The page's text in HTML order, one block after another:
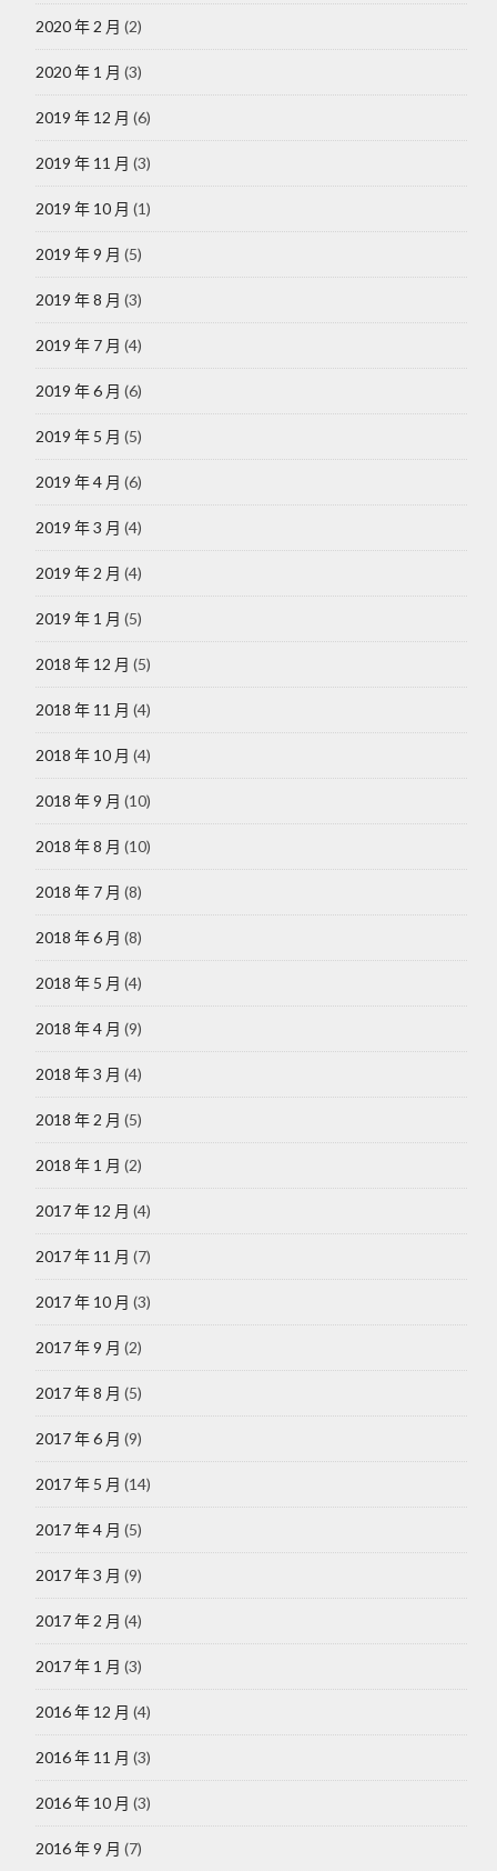
2020 年 2 月 (2)
2020 年 1 月 (3)
2019 年 12 月 (6)
2019 年 11 月 (3)
2019 年 10 月 (1)
2019 年 9 月 (5)
2019 年 8 月 (3)
2019 年 7 月 (4)
2019 年 6 月 (6)
2019 年 5 月 (5)
2019 年 4 月 (6)
2019 年 3 月 (4)
2019 年 2 月 (4)
2019 年 1 月 (5)
2018 年 12 月 (5)
2018 年 11 月 (4)
2018 年 10 月 (4)
2018 年 9 月 (10)
2018 年 8 月 (10)
2018 年 7 月 (8)
2018 年 6 月 (8)
2018 年 5 月 (4)
2018 年 4 月 (9)
2018 年 3 月 (4)
2018 年 2 月 (5)
2018 年 1 月 (2)
2017 年 12 月 (4)
2017 年 11 月 (7)
2017 年 10 月 (3)
2017 年 9 月 (2)
2017 年 8 月 (5)
2017 年 6 月 (9)
2017 年 5 月 (14)
2017 年 4 月 (5)
2017 年 3 月 (9)
2017 年 2 月 (4)
2017 年 1 月 (3)
2016 年 12 月 (4)
2016 年 11 月 (3)
2016 年 10 月 (3)
2016 年 9 月 (7)